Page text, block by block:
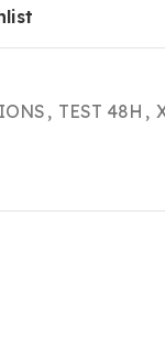
, TEST 48H ,